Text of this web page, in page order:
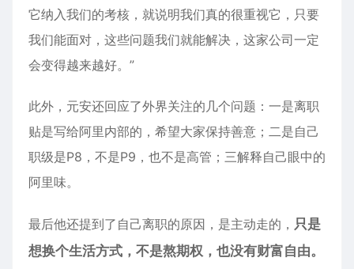
它纳入我们的考核，就说明我们真的很重视它，只要
我们能面对，这些问题我们就能解决，这家公司一定
会变得越来越好。”
此外，元安还回应了外界关注的几个问题：一是离职
贴是写给阿里内部的，希望大家保持善意；二是自己
职级是P8，不是P9，也不是高管；三解释自己眼中的
阿里味。
最后他还提到了自己离职的原因，是主动走的， 只是
想换个生活方式，不是熬期权，也没有财富自由。